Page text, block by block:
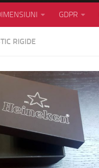
GDPR
RIGIDE